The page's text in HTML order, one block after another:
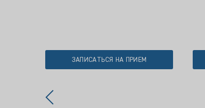
ЗАПИСАТЬСЯ НА ПРИЕМ